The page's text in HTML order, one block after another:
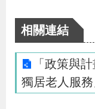
發
民
相關連結
「政策與
獨居老人服務